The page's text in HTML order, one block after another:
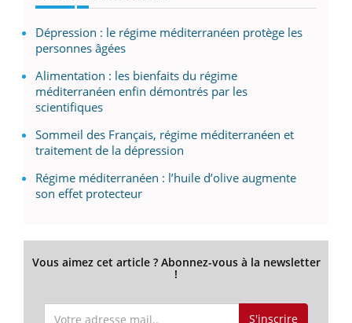
Dépression : le régime méditerranéen protège les
personnes âgées
Alimentation : les bienfaits du régime
méditerranéen enfin démontrés par les
scientifiques
Sommeil des Français, régime méditerranéen et
traitement de la dépression
Régime méditerranéen : l’huile d’olive augmente
son effet protecteur
Vous aimez cet article ? Abonnez-vous à la newsletter
!
S'inscrire